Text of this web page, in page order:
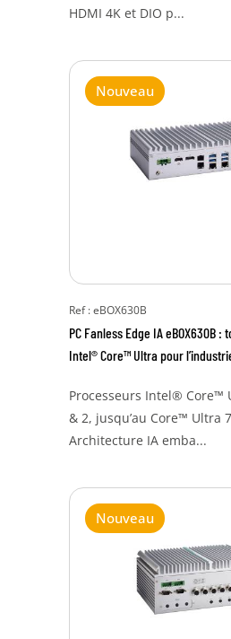
HDMI 4K et DIO p...
Nouveau
Ref : eBOX630B
PC Fanless Edge IA eBOX630B
Intel® Core™ Ultra pour
Processeurs Intel® Core™
& 2, jusqu’au Core™ Ultra
Architecture IA emba...
Nouveau